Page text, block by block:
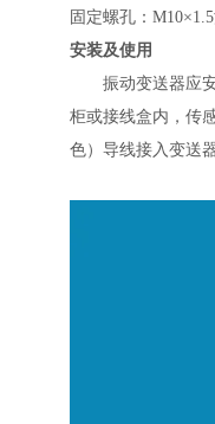
固定螺孔：
安装及使用
振动变送器应安
柜或接线盒内，传
色）导线接入变送